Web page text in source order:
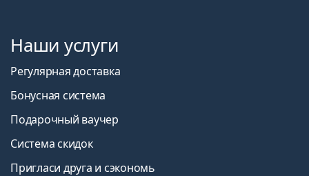
Наши услуги
Регулярная доставка
Бонусная система
Подарочный ваучер
Система скидок
Пригласи друга и сэкономь